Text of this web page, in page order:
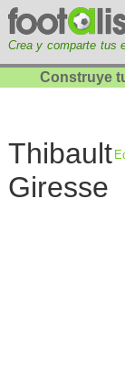
Crea y comparte tus
Construye
Thibault
Giresse